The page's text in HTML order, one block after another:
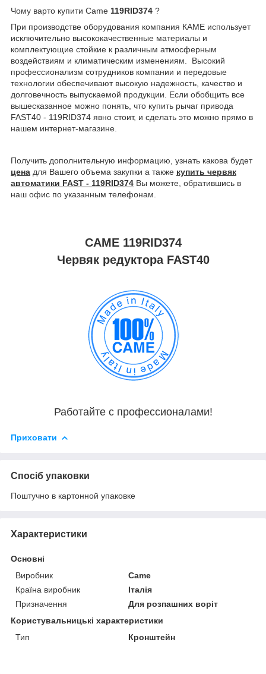
Чому варто купити Came 119RID374 ?
При производстве оборудования компания КАМЕ использует
исключительно высококачественные материалы и
комплектующие стойкие к различным атмосферным
воздействиям и климатическим изменениям. Высокий
профессионализм сотрудников компании и передовые
технологии обеспечивают высокую надежность, качество и
долговечность выпускаемой продукции. Если обобщить все
вышесказанное можно понять, что купить рычаг привода
FAST40 - 119RID374 явно стоит, и сделать это можно прямо в
нашем интернет-магазине.
Получить дополнительную информацию, узнать какова будет
цена для Вашего объема закупки а также купить червяк
автоматики FAST - 119RID374 Вы можете, обратившись в
наш офис по указанным телефонам.
CAME 119RID374
Червяк редуктора FAST40
Работайте с профессионалами!
Приховати
Спосіб упаковки
Поштучно в картонной упаковке
Характеристики
Основні
Виробник
Came
Країна виробник
Італія
Призначення
Для розпашних воріт
Користувальницькі характеристики
Тип
Кронштейн